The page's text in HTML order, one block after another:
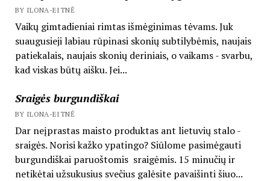
BY ILONA-EITNĖ
Vaikų gimtadieniai rimtas išmėginimas tėvams. Juk
suaugusieji labiau rūpinasi skonių subtilybėmis, naujais
patiekalais, naujais skonių deriniais, o vaikams - svarbu,
kad viskas būtų aišku. Jei...
Sraigės burgundiškai
BY ILONA-EITNĖ
Dar neįprastas maisto produktas ant lietuvių stalo -
sraigės. Norisi kažko ypatingo? Siūlome pasimėgauti
burgundiškai paruoštomis sraigėmis. 15 minučių ir
netikėtai užsukusius svečius galėsite pavaišinti šiuo...